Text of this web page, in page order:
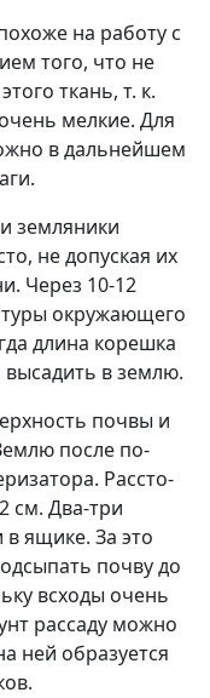
на ра­боту с
того, что не
ткань, т. к.
мелкие. Для
в дальнейшем
земляники
не допуская их
Через 10-12
окружающего
длина корешка
в землю.
почвы и
после по­
Рассто­
см. Два-три
ящике. За это
почву до
всходы очень
рассаду можно
ней образуется